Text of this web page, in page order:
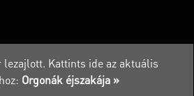
lezajlott. Kattints ide az aktuális
Orgonák éjszakája »